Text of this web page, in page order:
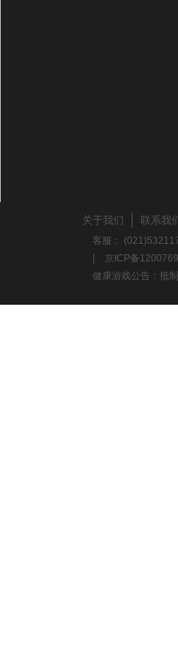
关于我们 联系我
客服：
京ICP备
健康游戏公告：抵